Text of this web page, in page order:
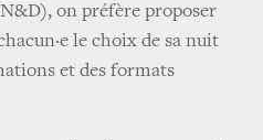
on préfère proposer
le choix de sa nuit
et des formats